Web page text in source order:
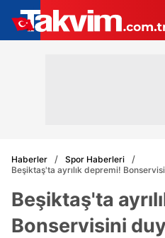
Haberler
Spor Haberleri
Beşiktaş'ta ayrılık depremi!
Beşiktaş'ta
Bonservisini